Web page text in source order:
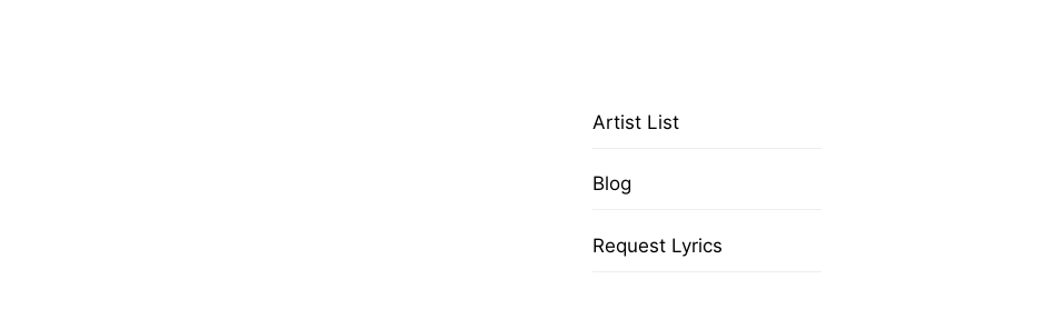
Artist List
Blog
Request Lyrics